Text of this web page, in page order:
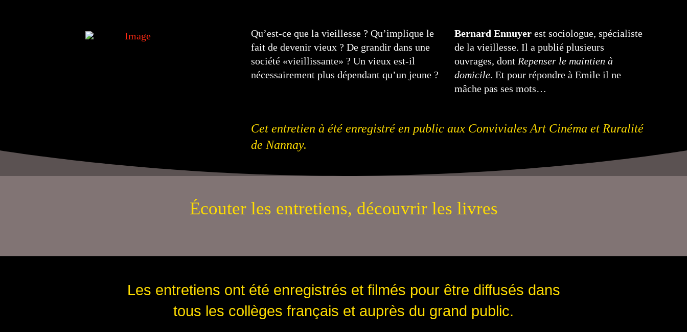
Qu’est-ce que la vieillesse ? Qu’implique le
fait de devenir vieux ? De grandir dans une
société «vieillissante» ? Un vieux est-il
nécessairement plus dépendant qu’un jeune ?
Bernard Ennuyer est sociologue, spécialiste
de la vieillesse. Il a publié plusieurs
ouvrages, dont Repenser le maintien à
domicile. Et pour répondre à Emile il ne
mâche pas ses mots…
Cet entretien à été enregistré en public aux Conviviales Art Cinéma et Ruralité
de Nannay.
Écouter les entretiens, découvrir les livres
Les entretiens ont été enregistrés et filmés pour être diffusés dans
tous les collèges français et auprès du grand public.